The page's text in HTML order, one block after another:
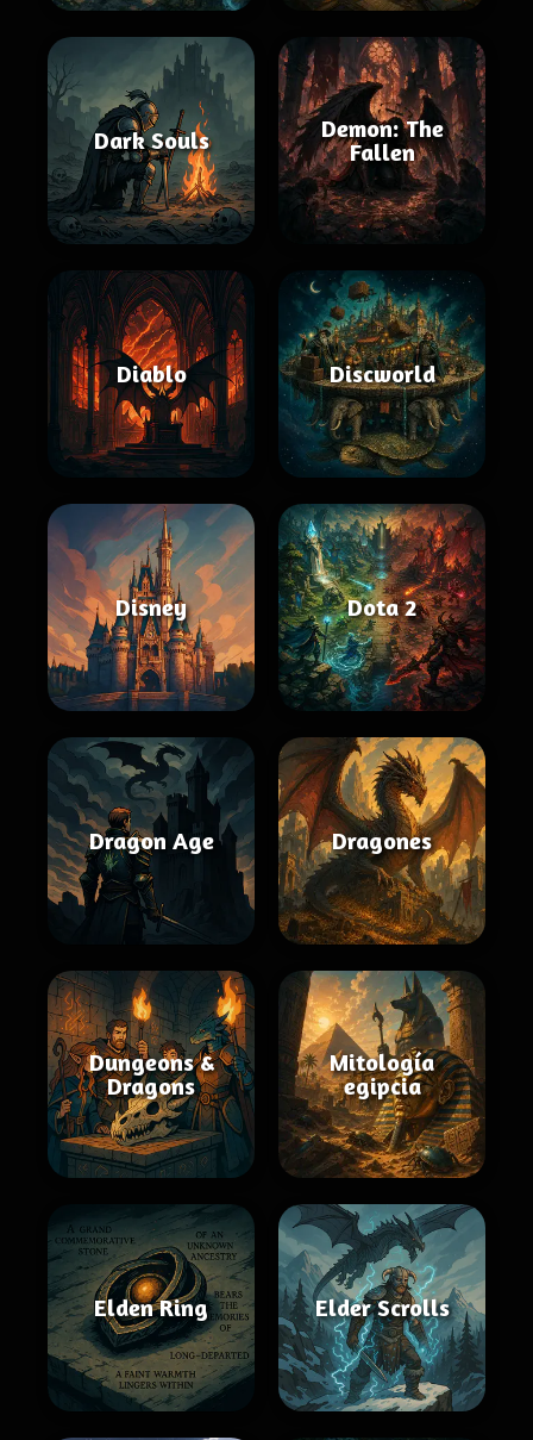
Dark Souls
Demon: The
Fallen
Diablo Discworld
Disney Dota 2
Dragon Age Dragones
Dungeons &
Dragons
Mitología
egipcia
Elden Ring Elder Scrolls